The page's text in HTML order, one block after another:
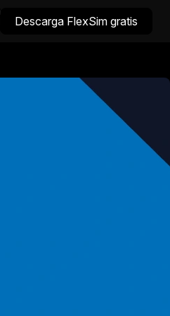
Descarga FlexSim gratis